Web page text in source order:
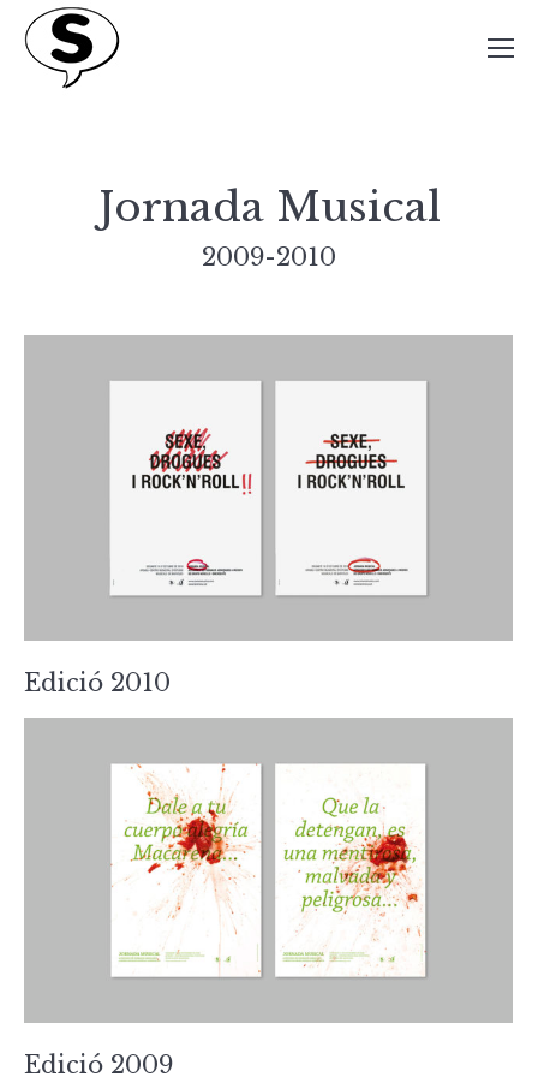
Jornada Musical
2009-2010
Edició 2010
Edició 2009